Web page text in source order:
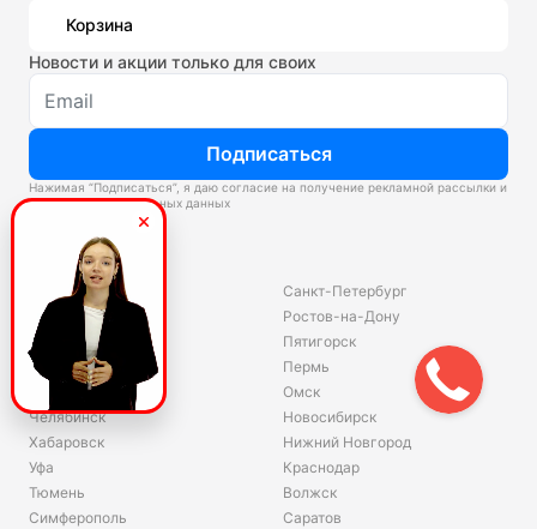
Корзина
Новости и акции только для своих
Подписаться
Нажимая “Подписаться”, я даю согласие на получение рекламной рассылки и
обработку персональных данных
Склады
Владивосток
Екатеринбург
Красноярск
Волгоград
Ярославль
Челябинск
Хабаровск
Уфа
Тюмень
Симферополь
Санкт-Петербург
Ростов-на-Дону
Пятигорск
Пермь
Омск
Новосибирск
Нижний Новгород
Краснодар
Волжск
Саратов